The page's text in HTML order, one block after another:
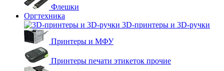
Флешки
Оргтехника
3D-принтеры и 3D-ручки
Принтеры и МФУ
Принтеры печати этикеток прочие